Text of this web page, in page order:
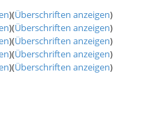
)(Überschriften anzeigen)
)(Überschriften anzeigen)
)(Überschriften anzeigen)
)(Überschriften anzeigen)
)(Überschriften anzeigen)